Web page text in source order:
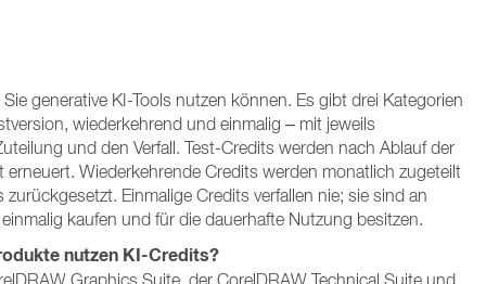
generative KI-Tools nutzen können. Es gibt drei Kategorien
wiederkehrend und einmalig – mit jeweils
und den Verfall. Test-Credits werden nach Ablauf der
Wiederkehrende Credits werden monatlich zugeteilt
Einmalige Credits verfallen nie; sie sind an
kaufen und für die dauerhafte Nutzung besitzen.
nutzen KI-Credits?
Graphics Suite, der CorelDRAW Technical Suite und